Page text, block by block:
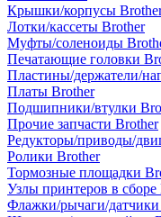
Крышки/корпусы
Лотки/кассеты Brother
Муфты/соленоиды
Печатающие головки
Пластины/держатели/
Платы Brother
Подшипники/втулки
Прочие запчасти Brother
Редукторы/приводы/
Ролики Brother
Тормозные площадки
Узлы принтеров в сборе
Флажки/рычаги/